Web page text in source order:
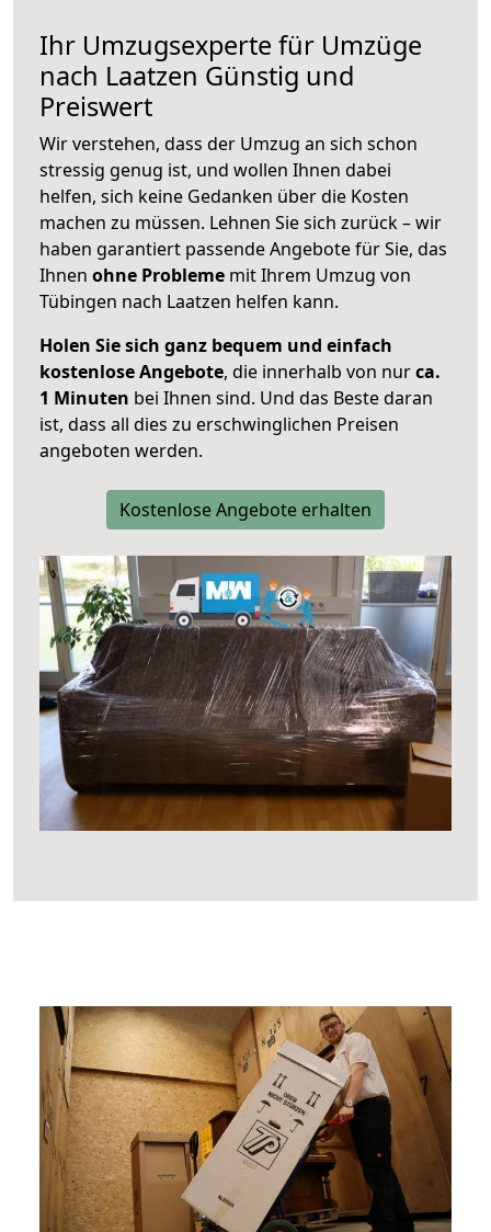
Ihr Umzugsexperte für Umzüge
nach Laatzen Günstig und
Preiswert
Wir verstehen, dass der Umzug an sich schon
stressig genug ist, und wollen Ihnen dabei
helfen, sich keine Gedanken über die Kosten
machen zu müssen. Lehnen Sie sich zurück – wir
haben garantiert passende Angebote für Sie, das
Ihnen ohne Probleme mit Ihrem Umzug von
Tübingen nach Laatzen helfen kann.
Holen Sie sich ganz bequem und einfach
kostenlose Angebote, die innerhalb von nurca.
1 Minuten bei Ihnen sind. Und das Beste daran
ist, dass all dies zu erschwinglichen Preisen
angeboten werden.
Kostenlose Angebote erhalten